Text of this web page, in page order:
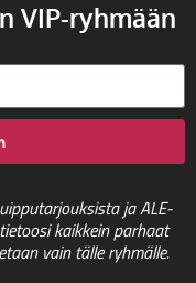
VIP-ryhmään
ja ALE-
kaikkein parhaat
vain tälle ryhmälle.